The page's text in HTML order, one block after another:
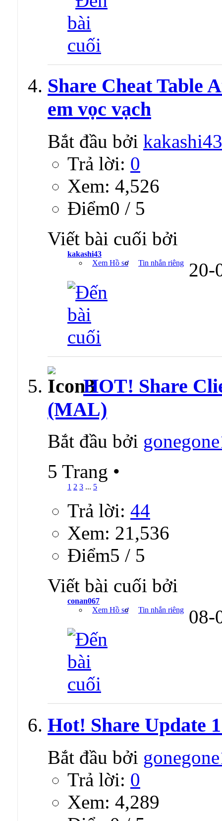
Share Cheat Table
em vọc vạch
Bắt đầu bởi kakashi43
Trả lời: 0
Xem: 4,526
Ðiểm0 / 5
Viết bài cuối bởi
kakashi43
Xem Hồ sơ
Tin nhắn riêng 20-
HOT! Share
(MAL)
Bắt đầu bởi
5 Trang •
1 2 3 ... 5
Trả lời: 44
Xem: 21,536
Ðiểm5 / 5
Viết bài cuối bởi
conan067
Xem Hồ sơ
Tin nhắn riêng 08-
Hot! Share Update
Bắt đầu bởi
Trả lời: 0
Xem: 4,289